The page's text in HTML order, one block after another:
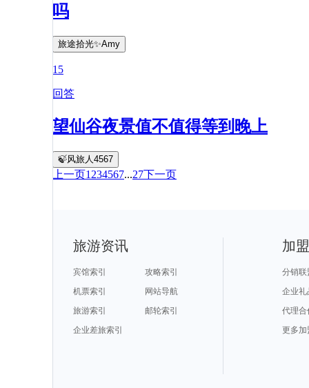
吗
旅途拾光✨Amy
15
回答
望仙谷夜景值不值得等到晚上
🍃风旅人4567
上一页1 234567...27下一页
旅游资讯
宾馆索引
攻略索引
机票索引
网站导航
旅游索引
邮轮索引
企业差旅索引
加
分销联
企业礼
代理合
更多加